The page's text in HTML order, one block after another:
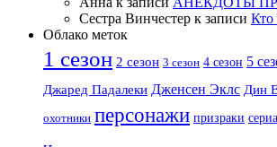
Сестра Винчестер к записи Кто
Облако меток
1 сезон 2 сезон 3 сезон 4 сезон 5
Джаред Падалеки Дженсен Эклс Дин
охотники персонажи призраки